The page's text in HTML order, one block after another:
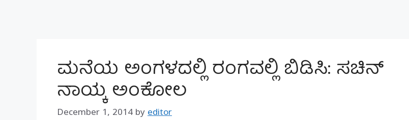
ಮನೆಯ ಅಂಗಳದಲ್ಲಿ ರಂಗವಲ್ಲಿ ಬಿಡಿಸಿ: ಸಚಿನ್
ನಾಯ್ಕ ಅಂಕೋಲ
December 1, 2014 by editor